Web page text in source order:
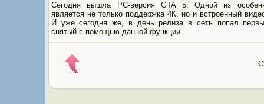
Сегодня вышла PC-версия GTA 5. Одной из
является не только поддержка 4К, но и встроенный
И уже сегодня же, в день релиза в сеть попал
снятый с помощью данной функции.